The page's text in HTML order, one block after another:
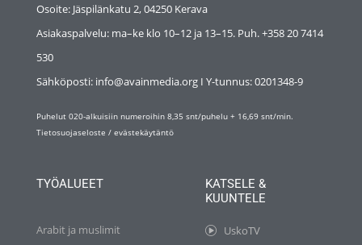
Osoite: Jäspilänkatu 2, 04250 Kerava
Asiakaspalvelu: ma–ke klo 10–12 ja 13–15. Puh. +358 20 7414
530
Sähköposti: info@avainmedia.org I Y-tunnus:0201348-9
Puhelut 020-alkuisiin numeroihin 8,35 snt/puhelu + 16,69 snt/min.
Tietosuojaseloste / evästekäytäntö
TYÖALUEET
Arabit ja muslimit
KATSELE &
KUUNTELE
UskoTV